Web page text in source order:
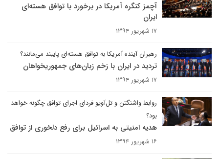
آچمز کنگره آمریکا در برخورد با توافق هسته‌ای
ایران
۱۷ شهریور ۱۳۹۴
رهبران آینده آمریکا به توافق هسته‌ای پایبند می‌مانند؟
تردید در ایران با زخم زبان‌های جمهوریخواهان
۱۷ شهریور ۱۳۹۴
روابط واشنگتن و تل‌آویو فردای اجرای توافق چگونه خواهد
بود؟
هدیه امنیتی به اسرائیل برای رفع دلخوری از توافق
۱۶ شهریور ۱۳۹۴